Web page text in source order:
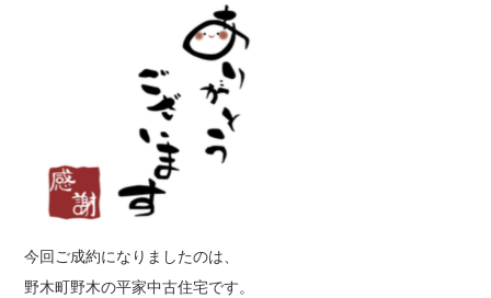
今回ご成約になりましたのは、
野木町野木の平家中古住宅です。